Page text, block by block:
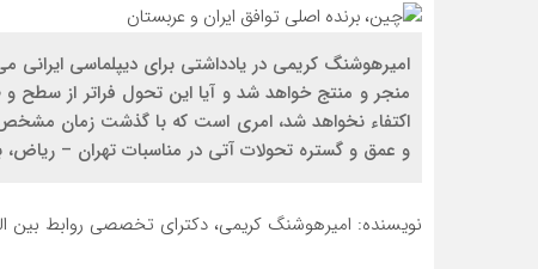
امیرهوشنگ کریمی در یادداشتی برای دیپلماسی ایرانی
منجر و منتج خواهد شد و آیا این تحول فراتر از سطح
اکتفاء نخواهد شد، امری است که با گذشت زمان مشخص
و عمق و گستره تحولات آتی در مناسبات تهران –
نویسنده: امیرهوشنگ کریمی، دکترای تخصصی روابط بین